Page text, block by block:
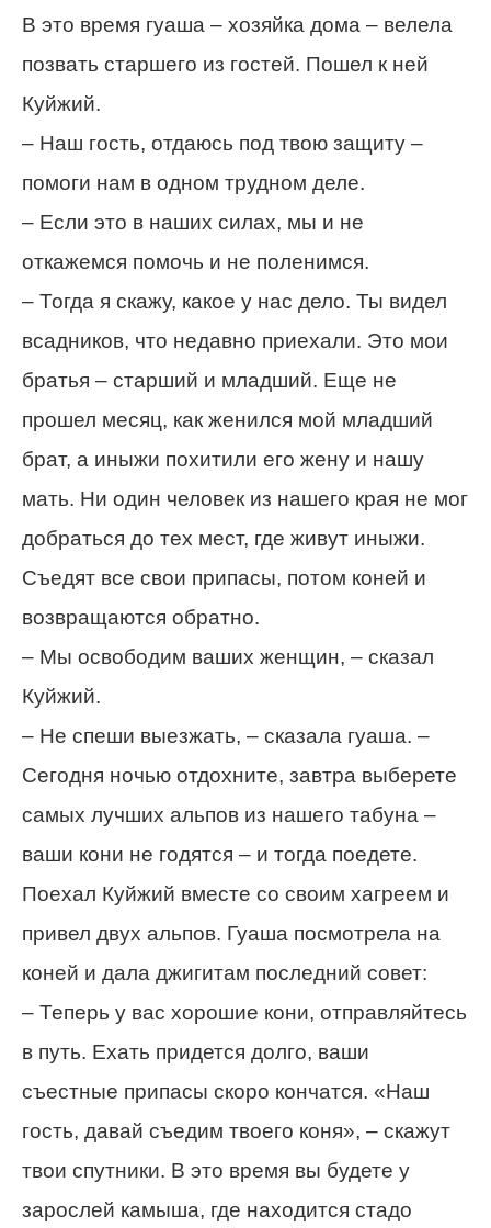
В это время гуаша – хозяйка дома – велела
позвать старшего из гостей. Пошел к ней
Куйжий.
– Наш гость, отдаюсь под твою защиту –
помоги нам в одном трудном деле.
– Если это в наших силах, мы и не
откажемся помочь и не поленимся.
– Тогда я скажу, какое у нас дело. Ты видел
всадников, что недавно приехали. Это мои
братья – старший и младший. Еще не
прошел месяц, как женился мой младший
брат, а иныжи похитили его жену и нашу
мать. Ни один человек из нашего края не мог
добраться до тех мест, где живут иныжи.
Съедят все свои припасы, потом коней и
возвращаются обратно.
– Мы освободим ваших женщин, – сказал
Куйжий.
– Не спеши выезжать, – сказала гуаша. –
Сегодня ночью отдохните, завтра выберете
самых лучших альпов из нашего табуна –
ваши кони не годятся – и тогда поедете.
Поехал Куйжий вместе со своим хагреем и
привел двух альпов. Гуаша посмотрела на
коней и дала джигитам последний совет:
– Теперь у вас хорошие кони, отправляйтесь
в путь. Ехать придется долго, ваши
съестные припасы скоро кончатся. «Наш
гость, давай съедим твоего коня», – скажут
твои спутники. В это время вы будете у
зарослей камыша, где находится стадо